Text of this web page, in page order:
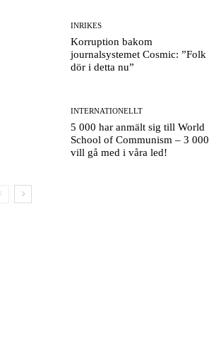
INRIKES
Korruption bakom
journalsystemet Cosmic: ”Folk
dör i detta nu”
INTERNATIONELLT
5 000 har anmält sig till World
School of Communism – 3 000
vill gå med i våra led!